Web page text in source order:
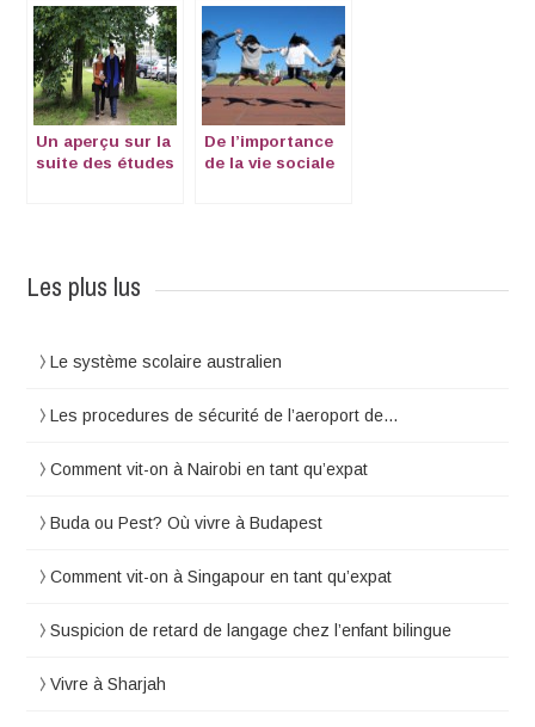
universitaires
Un aperçu sur la
suite des études
De l’importance
de la vie sociale
Les plus lus
Le système scolaire australien
Les procedures de sécurité de l’aeroport de…
Comment vit-on à Nairobi en tant qu’expat
Buda ou Pest? Où vivre à Budapest
Comment vit-on à Singapour en tant qu’expat
Suspicion de retard de langage chez l’enfant bilingue
Vivre à Sharjah